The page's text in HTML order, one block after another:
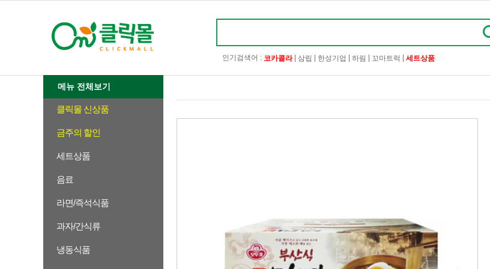
인기검색어 : 코카콜라| 삼립 한성기업 하림 꼬마트럭 세트상품
메뉴 전체보기
클릭몰 신상품
금주의 할인
세트상품
음료
라면/즉석식품
과자/간식류
냉동식품